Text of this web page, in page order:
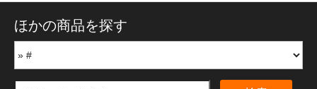
ほかの商品を探す